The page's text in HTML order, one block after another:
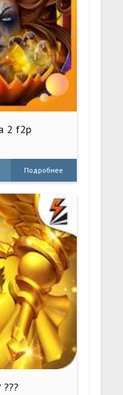
2 f2p
Подробнее
???